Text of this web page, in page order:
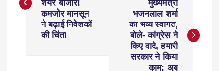
शेयर बाजार!
कमजोर मानसून
ने बढ़ाई निवेशकों
की चिंता
मुख्यमंत्री
भजनलाल शर्मा
का भव्य स्वागत,
बोले- कांग्रेस ने
किए वादे, हमारी
सरकार ने किया
काम; अब